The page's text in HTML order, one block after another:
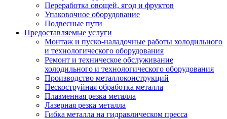
Переработка овощей, ягод и фруктов
Упаковочное оборудование
Подвесные пути
Предоставляемые услуги
Монтаж и пуско-наладочные работы холодильного
и технологического оборудования
Ремонт и техническое обслуживание
холодильного и технологического оборудования
Производство металлоконструкций
Пескоструйная обработка металла
Плазменная резка металла
Лазерная резка металла
Гибка металла на гидравлическом пресса